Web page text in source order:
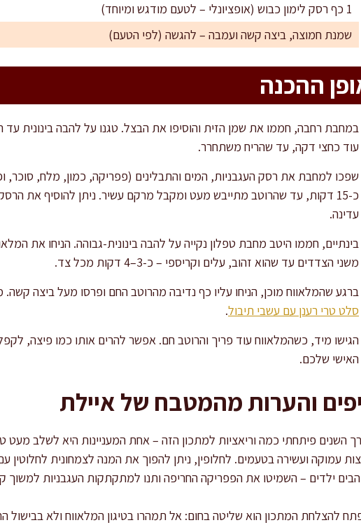
1 כף רסק לימון כבוש (אופציונלי – לטעם מודגש ומיוחד)
שמנת חמוצה, ביצה קשה ועמבה – להגשה (לפי הטעם)
ההכנה
עוד כחצי דקה, עד שהריח משתחרר.
שפכו למחבת את רסק העגבניות, המים והתבלינים (פפריקה, כמון, מלח, סוכר,
כ-15 דקות, עד שהרוטב מתייבש מעט ומקבל מרקם עשיר. ניתן להוסיף את
עדינה.
בינתיים, חממו היטב מחבת טפלון נקייה על להבה בינונית-גבוהה. הניחו את
משני הצדדים עד שהוא זהוב, עלים וקריספי – כ-3–4 דקות מכל צד.
ברגע שהמלאווח מוכן, הניחו עליו כף נדיבה מהרוטב החם ופרסו מעל ביצה
סלט טרי רענן עם עשבי תיבול.
הגישו מיד, כשהמלאווח עוד פריך והרוטב חם. אפשר להרים אותו כמו פיצה,
האישי שלכם.
והערות מהמטבח של איילת
השנים פיתחתי כמה וריאציות למתכון הזה – אחת המעניינות היא לשלב מעט
עמוקה ועשירה בטעמים. לחלופין, ניתן להפוך את המנה לצמחונית לחלוטין
ילדים – השמיטו את הפפריקה החריפה ותנו למתקתקות העגבניות למשוך
להצלחת המתכון הוא שליטה בחום: אל תמהרו בטיגון המלאווח ולא